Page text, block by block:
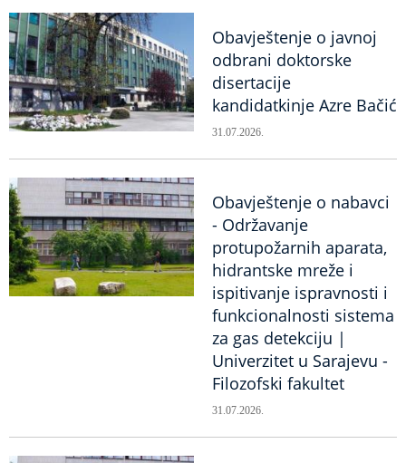
Obavještenje o javnoj
odbrani doktorske
disertacije
kandidatkinje Azre Bačić
31.07.2026.
Obavještenje o nabavci
- Održavanje
protupožarnih aparata,
hidrantske mreže i
ispitivanje ispravnosti i
funkcionalnosti sistema
za gas detekciju |
Univerzitet u Sarajevu -
Filozofski fakultet
31.07.2026.